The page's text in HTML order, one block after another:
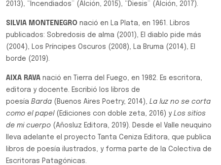
2013), “Incendiados” (Alción, 2015), “Diesis” (Alción, 2017).
SILVIA MONTENEGRO nació en La Plata, en 1961. Libros
publicados: Sobredosis de alma (2001), El diablo pide más
(2004), Los Príncipes Oscuros (2008), La Bruma (2014), El
borde (2019).
AIXA RAVA nació en Tierra del Fuego, en 1982. Es escritora,
editora y docente. Escribió los libros de
poesía Barda (Buenos Aires Poetry, 2014), La luz no se corta
como el papel(Ediciones con doble zeta, 2016) y Los sitios
de mi cuerpo (Añosluz Editora, 2019). Desde el Valle neuquino
lleva adelante el proyecto Tanta Ceniza Editora, que publica
libros de poesía ilustrados, y forma parte de la Colectiva de
Escritoras Patagónicas.